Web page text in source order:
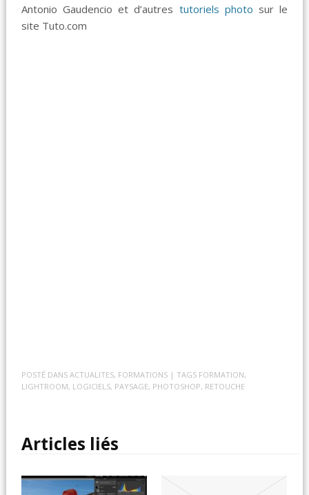
Antonio Gaudencio et d’autres tutoriels photo sur le
site Tuto.com
POSTÉ DANSACTUALITES, FORMATIONS | TAGS FORMATION,
LIGHTROOM, LOGICIELS, PAYSAGE, PHOTOSHOP, RETOUCHE
Articles liés